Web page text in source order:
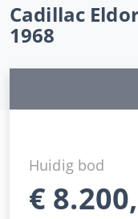
Cadillac
1968
Huidig bod
€